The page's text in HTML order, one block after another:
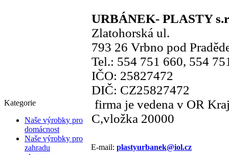
Kategorie
Naše výrobky pro
domácnost
Naše výrobky pro
zahradu
URBÁNEK- PLASTY
Zlatohorská ul.
793 26 Vrbno pod
Tel.: 554 751 660, 554
IČO: 25827472
DIČ: CZ25827472
firma je vedena v OR
C,vložka 20000
E-mail: plastyurbanek@iol.cz